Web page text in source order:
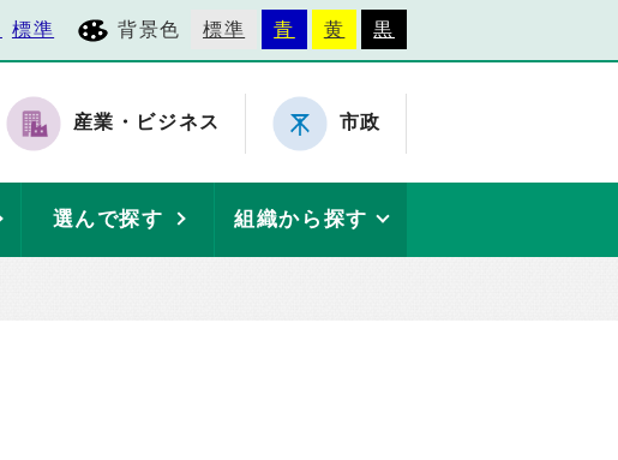
標準 背景色 標準 青 黄 黒
産業・ビジネス 市政
選んで探す 組織から探す